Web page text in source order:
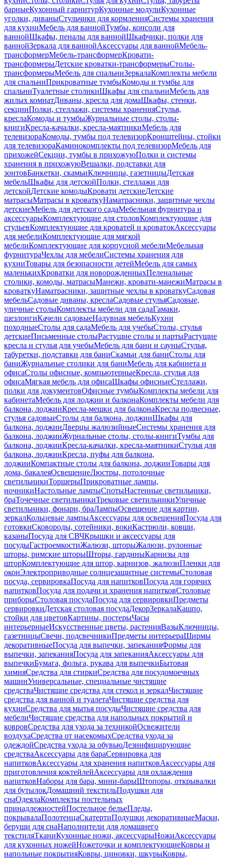
барныеКухонный гарнитурКухонные модулиКухонные
уголки, диваныСтульчики для кормленияСистемы хранения
для кухниМебель для ваннойТумбы, консоли для
ваннойШкафы, пеналы для ваннойШкафчики, полки для
ваннойЗеркала для ваннойАксессуары для ваннойМебель-
трансформерМебель-трансформерКровати-
трансформерыДетские кроватки-трансформерыСтолы-
трансформерыМебель для спальниЗеркалаКомплекты мебели
для спальниПрикроватные тумбыКомоды и тумбы для
спальниТуалетные столикиШкафы для спальниМебель для
жилых комнатДиваны, кресла для домаШкафы, стенки,
секцииПолки, стеллажи, системы храненияСтулья,
креслаКомоды и тумбыЖурнальные столы, столы-
книгиКресла-качалки, кресла-маятникиМебель для
телевизораКомоды, тумбы под телевизорКронштейны, стойки
для телевизораКаминокомплекты под телевизорМебель для
прихожейСекции, тумбы в прихожуюПолки и системы
хранения в прихожуюВешалки, подставки для
зонтовБанкетки, скамьиКлючницы, газетницыДетская
мебельШкафы для детскойПолки, стеллажи для
детскойДетские комодыКровати детскиеДетские
матрасыМатрасы в кроваткуНаматрасники, защитные чехлы
детскиеМебель для детского садаМебельная фурнитура и
аксессуарыКомплектующие для столовКомплектующие для
стульевКомплектующие для кроватей и кроватокАксессуары
для мебелиКомплектующие для мягкой
мебелиКомплектующие для корпусной мебелиМебельная
фурнитураЧехлы для мебелиСистемы хранения для
кухниТовары для безопасности детейМебель для самых
маленькихКроватки для новорожденныхПеленальные
столики, комоды, матрасыМанежи, кровати-манежиМатрасы в
кроваткуНаматрасники, защитные чехлы в кроваткуСадовая
мебельСадовые диваны, креслаСадовые стульяСадовые,
уличные столыКомплекты мебели для садаГамаки,
шезлонгиКачели садовыеНадувная мебельКухни
походныеСтолы для садаМебель для учебыСтолы, стулья
детскиеПисьменные столыРастущие столы и партыРастущие
кресла и стулья для учебыМебель для бани и сауныСтулья,
табуретки, подставки для баниСкамьи для баниСтолы для
баниЖурнальные столики для баниМебель для кабинета и
офисаСтолы офисные, компьютерныеКресла, стулья для
офисаМягкая мебель для офисаШкафы офисныеСтеллажи,
полки для документовОфисные тумбыКомплекты мебели для
кабинетаМебель для лоджии и балконаКомплекты мебели для
балкона, лоджииКресла-мешки для балконаКресла подвесные,
стулья садовыеСтолы для балкона, лоджииШкафы для
балкона, лоджииДверцы жалюзийныеСистемы хранения для
балкона, лоджииЖурнальные столы, столы-книгиТумбы для
балкона, лоджииКресла-качалки, кресла-маятникиСтулья для
балкона, лоджииКресла, пуфы для балкона,
лоджииКомпактные столы для балкона, лоджииТовары для
дома, бакалеяОсвещениеЛюстры, потолочные
светильникиТоршерыПрикроватные лампы,
ночникиНастольные лампыСпотыНастенные светильники,
браТочечные светильникиТрековые светильникиУличные
светильники, фонари, браЛампыОсвещение для картин,
зеркалКольцевые лампыАксессуары для освещенияПосуда для
готовкиСковороды, сотейники, вокиКастрюли, ковши,
казаныПосуда для СВЧКрышки и аксессуары для
посудыГастроемкостиЖалюзи, шторыЖалюзи, рулонные
шторы, римские шторыШторы, гардиныКарнизы для
шторКомплектующие для штор, карнизов, жалюзиПленки для
оконЭлектроприводные солнцезащитные системыСтоловая
посуда, сервировкаПосуда для напитковПосуда для горячих
напитковПосуда для подачи и хранения напитковСтоловые
приборыСтоловая посудаПосуда для сервировкиПредметы
сервировкиДетская столовая посудаДекорЗеркалаКашпо,
стойки для цветовКартины, постерыЧасы
интерьерныеИскусственные цветы, растенияВазыКлючницы,
газетницыСвечи, подсвечникиПредметы интерьераШирмы
декоративныеПосуда для выпечки, запеканияФормы для
выпечки, запеканияПосуда для запеканияАксессуары для
выпечкиБумага, фольга, рукава для выпечкиБытовая
химияСредства для стиркиСредства для посудомоечных
машинУниверсальные, специальные чистящие
средстваЧистящие средства для стекол и зеркалЧистящие
средства для ванной и туалетаЧистящие средства для
кухниСредства для мытья посудыЧистящие средства для
мебелиЧистящие средства для напольных покрытий и
ковровСредства для ухода за техникойОсвежители
воздухаСредства от насекомыхСредства ухода за
одеждойСредства ухода за обувьюДезинфицирующие
средстваАксессуары для бараСервировка для
напитковАксессуары для хранения напитковАксессуары для
приготовления коктейлейАксессуары для охлаждения
напитковНаборы для бара, мини-барыШтопоры, открывалки
для бутылокДомашний текстильПодушки для
снаОдеялаКомплекты постельных
принадлежностейПостельное бельеПледы,
покрывалаПолотенцаСкатертиПодушки декоративныеМаски,
беруши для снаНаполнители для домашнего
текстиляТканиКухонные ножи, аксессуарыНожиАксессуары
для кухонных ножейНожеточки и комплектующиеКовры и
напольные покрытияКовры, циновки, шкурыКовры,